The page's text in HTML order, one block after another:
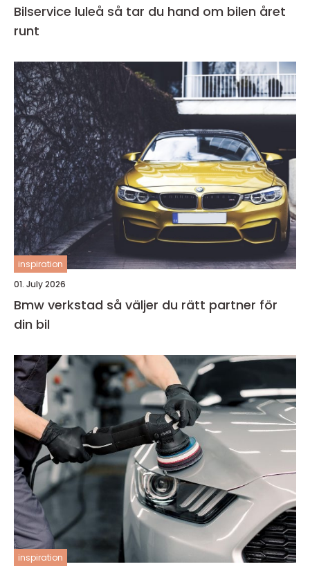
Bilservice luleå så tar du hand om bilen året
runt
inspiration
01. July 2026
Bmw verkstad så väljer du rätt partner för
din bil
inspiration